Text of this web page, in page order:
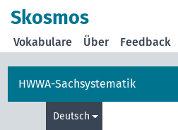
Skosmos
Vokabulare Über Feedback
HWWA-Sachsystematik
Deutsch